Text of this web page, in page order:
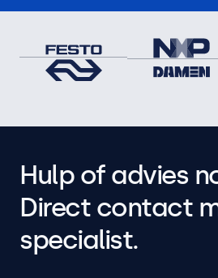
Hulp of advies
Direct contact
specialist.